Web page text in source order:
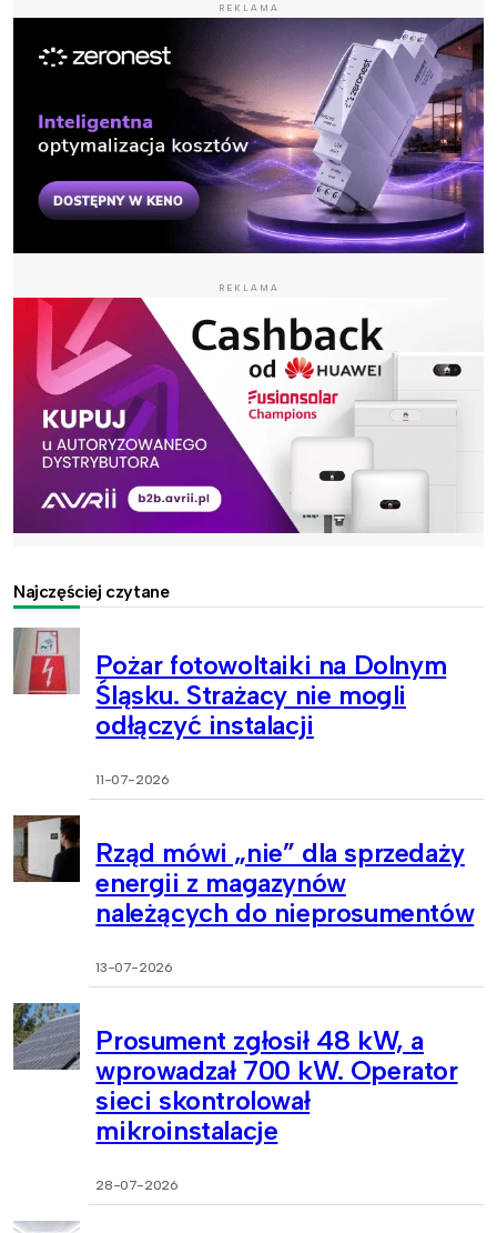
REKLAMA
REKLAMA
Najczęściej czytane
Pożar fotowoltaiki na Dolnym
Śląsku. Strażacy nie mogli
odłączyć instalacji
11-07-2026
Rząd mówi „nie” dla sprzedaży
energii z magazynów
należących do nieprosumentów
13-07-2026
Prosument zgłosił 48 kW, a
wprowadzał 700 kW. Operator
sieci skontrolował
mikroinstalacje
28-07-2026